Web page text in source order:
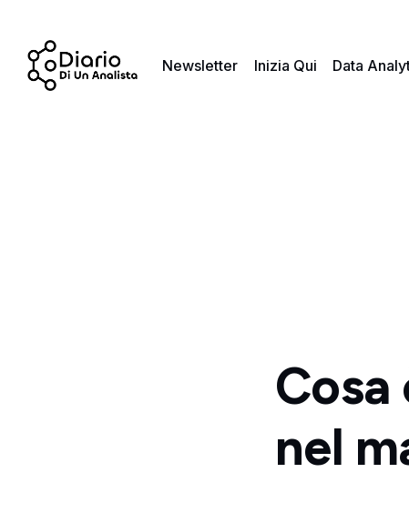
Newsletter Inizia Qui Data
Cosa
nel